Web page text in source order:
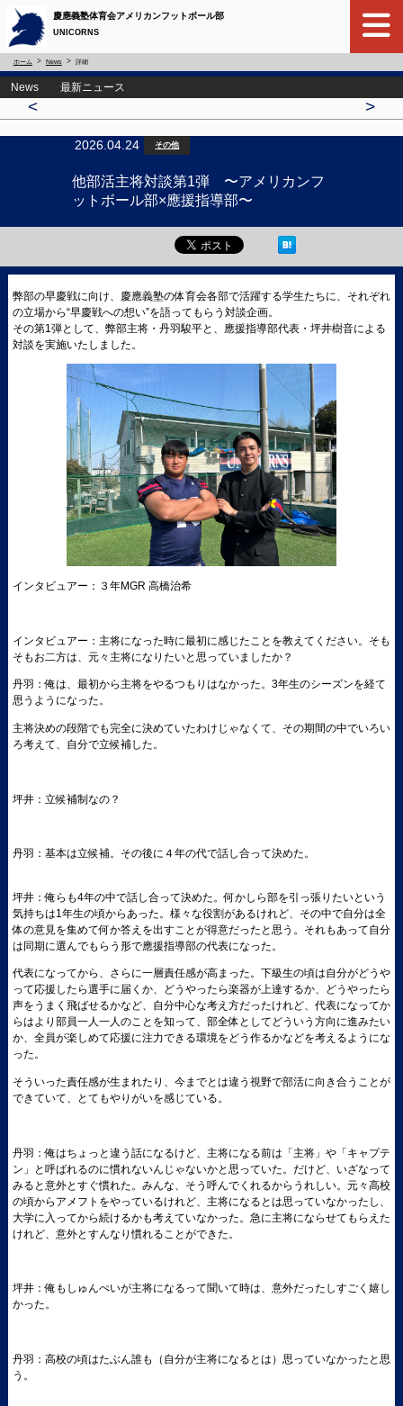
慶應義塾体育会アメリカンフットボール部
UNICORNS
ホーム News 詳細
News 最新ニュース
< >
2026.04.24 その他
他部活主将対談第1弾 〜アメリカンフ
ットボール部×應援指導部〜
弊部の早慶戦に向け、慶應義塾の体育会各部で活躍する学生たちに、それぞれ
の立場から“早慶戦への想い”を語ってもらう対談企画。
その第1弾として、弊部主将・丹羽駿平と、應援指導部代表・坪井樹音による
対談を実施いたしました。
インタビュアー：３年MGR 高橋治希
インタビュアー：主将になった時に最初に感じたことを教えてください。そも
そもお二方は、元々主将になりたいと思っていましたか？
丹羽：俺は、最初から主将をやるつもりはなかった。3年生のシーズンを経て
思うようになった。
主将決めの段階でも完全に決めていたわけじゃなくて、その期間の中でいろい
ろ考えて、自分で立候補した。
坪井：立候補制なの？
丹羽：基本は立候補。その後に４年の代で話し合って決めた。
坪井：俺らも4年の中で話し合って決めた。何かしら部を引っ張りたいという
気持ちは1年生の頃からあった。様々な役割があるけれど、その中で自分は全
体の意見を集めて何か答えを出すことが得意だったと思う。それもあって自分
は同期に選んでもらう形で應援指導部の代表になった。
代表になってから、さらに一層責任感が高まった。下級生の頃は自分がどうや
って応援したら選手に届くか、どうやったら楽器が上達するか、どうやったら
声をうまく飛ばせるかなど、自分中心な考え方だったけれど、代表になってか
らはより部員一人一人のことを知って、部全体としてどういう方向に進みたい
か、全員が楽しめて応援に注力できる環境をどう作るかなどを考えるようにな
った。
そういった責任感が生まれたり、今までとは違う視野で部活に向き合うことが
できていて、とてもやりがいを感じている。
丹羽：俺はちょっと違う話になるけど、主将になる前は「主将」や「キャプテ
ン」と呼ばれるのに慣れないんじゃないかと思っていた。だけど、いざなって
みると意外とすぐ慣れた。みんな、そう呼んでくれるからうれしい。元々高校
の頃からアメフトをやっているけれど、主将になるとは思っていなかったし、
大学に入ってから続けるかも考えていなかった。急に主将にならせてもらえた
けれど、意外とすんなり慣れることができた。
坪井：俺もしゅんぺいが主将になるって聞いて時は、意外だったしすごく嬉し
かった。
丹羽：高校の頃はたぶん誰も（自分が主将になるとは）思っていなかったと思
う。